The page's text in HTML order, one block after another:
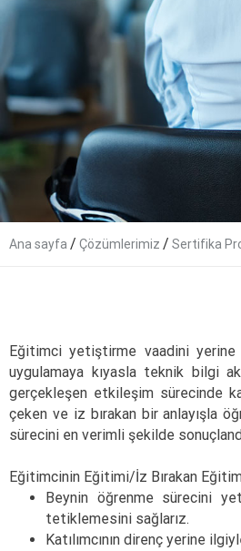
Ana sayfa / Çözümlerimiz / Sertifika
Eğitimci yetiştirme vaadini yerine
uygulamaya kıyasla teknik bilgi
gerçekleşen etkileşim sürecinde
çeken ve iz bırakan bir anlayışla
sürecini en verimli şekilde
Eğitimcinin Eğitimi/İz Bırakan
Beynin öğrenme sürecini
tetiklemesini sağlarız.
Katılımcının direnç yerine